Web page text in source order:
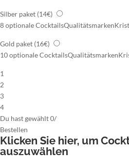
Silber paket (14€)
8 optionale CocktailsQualitätsmarken
Gold paket (16€)
10 optionale CocktailsQualitätsmarken
1
2
3
4
Du hast gewählt0/
Bestellen
Klicken Sie hier, um
auszuwählen